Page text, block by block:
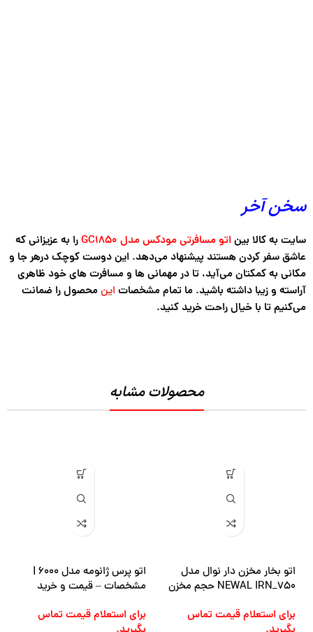
سخن آخر
سایت به کالا بیناتو مسافرتی مودکس مدل GC1850
را به عزیزانی که
عاشق سفر کردن هستند پیشنهاد می‌دهد. این دوست کوچک درهر جا و
مکانی به کمکتان می‌آید، تا در مهمانی ها و مسافرت های خود ظاهری
آراسته و زیبا داشته باشید. ما تمام مشخصاتاینمحصول را ضمانت
می‌کنیم تا با خیال راحت خرید کنید.
محصولات مشابه
اتو بخار مخزن دار نوال مدل
NEWAL IRN_750 حجم مخزن
برای استعلام قیمت تماس
اتو پرس ژانومه مدل ۶۰۰۰ |
مشخصات – قیمت و خرید
برای استعلام قیمت تماس